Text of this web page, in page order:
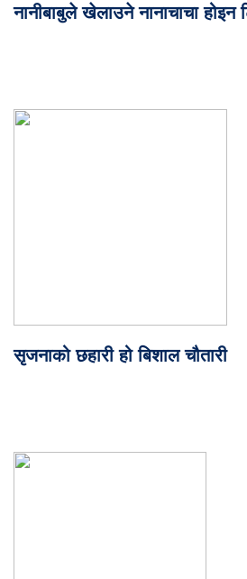
नानीबाबुले खेलाउने नानाचाचा
सृजनाको छहारी हो बिशाल चौतारी